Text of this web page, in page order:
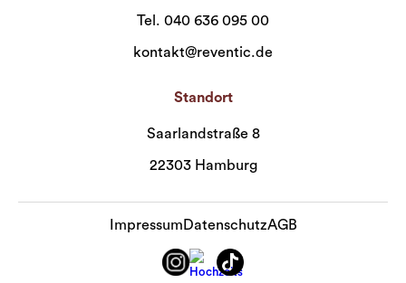
Tel. 040 636 095 00
kontakt@reventic.de
Standort
Saarlandstraße 8
22303 Hamburg
Impressum DatenschutzAGB